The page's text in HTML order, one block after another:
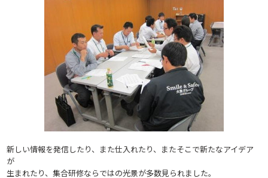
新しい情報を発信したり、また仕入れたり、またそこで新たなアイデア
が
生まれたり、集合研修ならではの光景が多数見られました。